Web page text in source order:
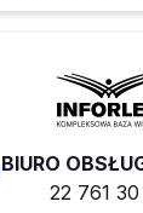
BIURO
22 761